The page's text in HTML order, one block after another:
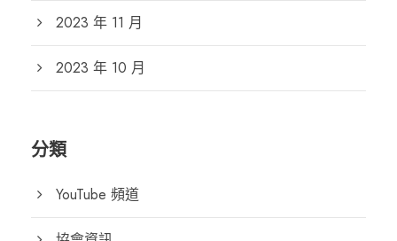
2023 年 11 月
2023 年 10 月
分類
YouTube 頻道